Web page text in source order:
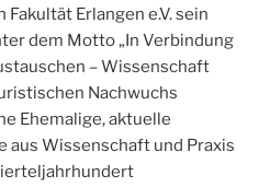
Erlangen e.V. sein
dem Motto „In Verbindung
– Wissenschaft
Nachwuchs
Ehemalige, aktuelle
aus Wissenschaft und Praxis